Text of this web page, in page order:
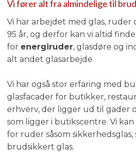
Vi fører alt fra almindelige til
Vi har arbejdet med glas, ruder
95 år, og derfor kan vi altid
for energiruder, glasdøre og
alt andet glasarbejde.
Vi har også stor erfaring med
glasfacader for butikker,
erhverv, der ligger ud til gader
som ligger i butikscentre. Vi
for ruder såsom sikkerhedsglas,
brudsikkert glas.